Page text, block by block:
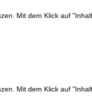
Mit dem Klick auf
Mit dem Klick auf